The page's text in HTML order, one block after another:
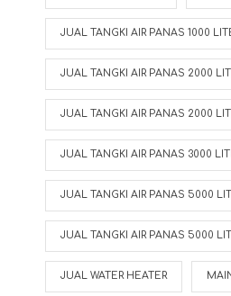
JUAL TANGKI AIR PANAS 1000
JUAL TANGKI AIR PANAS 2000
JUAL TANGKI AIR PANAS 2000
JUAL TANGKI AIR PANAS 3000
JUAL TANGKI AIR PANAS 5000
JUAL TANGKI AIR PANAS 5000
JUAL WATER HEATER